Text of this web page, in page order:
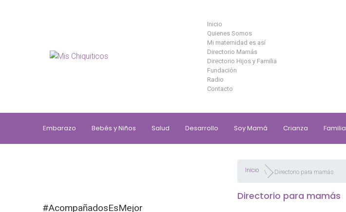
Inicio
Quienes Somos
Mi maternidad es así
Directorio Mamás
Directorio Hijos y Familia
Fundación
Radio
Contacto
Embarazo Bebés y Niños Salud Desarrollo Soy Mamá Crianza Familia
Inicio Directorio para mamás
Directorio para mamás
#AcompañadosEsMejor